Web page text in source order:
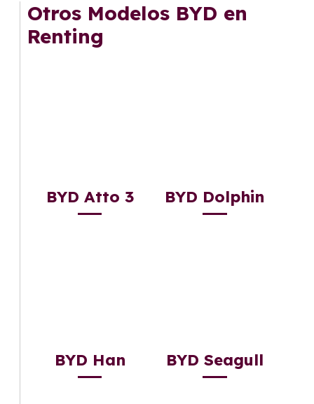
gusta cambiar de coche cada pocos años.
Otros Modelos BYD en
Renting
BYD Atto 3 BYD Dolphin
BYD Han BYD Seagull